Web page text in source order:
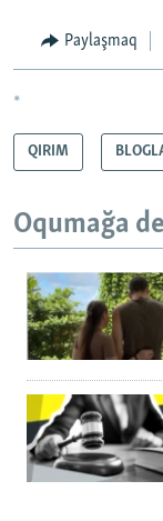
Paylaşmaq
*
QIRIM
Oqumağa